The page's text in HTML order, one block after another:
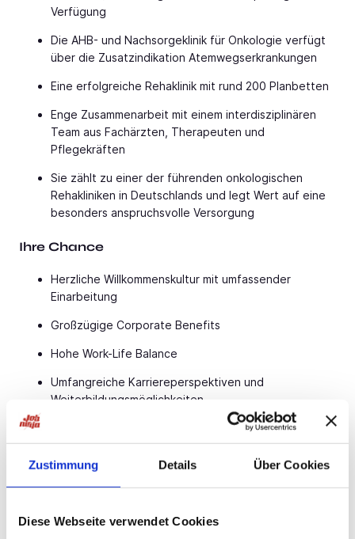
Zustimmung Details Über Cookies
Diese Webseite verwendet Cookies
Verfügung
Die AHB- und Nachsorgeklinik für Onkologie verfügt
über die Zusatzindikation Atemwegserkrankungen
Eine erfolgreiche Rehaklinik mit rund 200 Planbetten
Enge Zusammenarbeit mit einem interdisziplinären
Team aus Fachärzten, Therapeuten und
Pflegekräften
Sie zählt zu einer der führenden onkologischen
Rehakliniken in Deutschlands und legt Wert auf eine
besonders anspruchsvolle Versorgung
Ihre Chance
Herzliche Willkommenskultur mit umfassender
Einarbeitung
Großzügige Corporate Benefits
Hohe Work-Life Balance
Umfangreiche Karriereperspektiven und
Weiterbildungsmöglichkeiten
Zusätzliche Verdienstmöglichkeit durch ambulante
privatärztliche Behandlung
Sehr attraktive Vergütung